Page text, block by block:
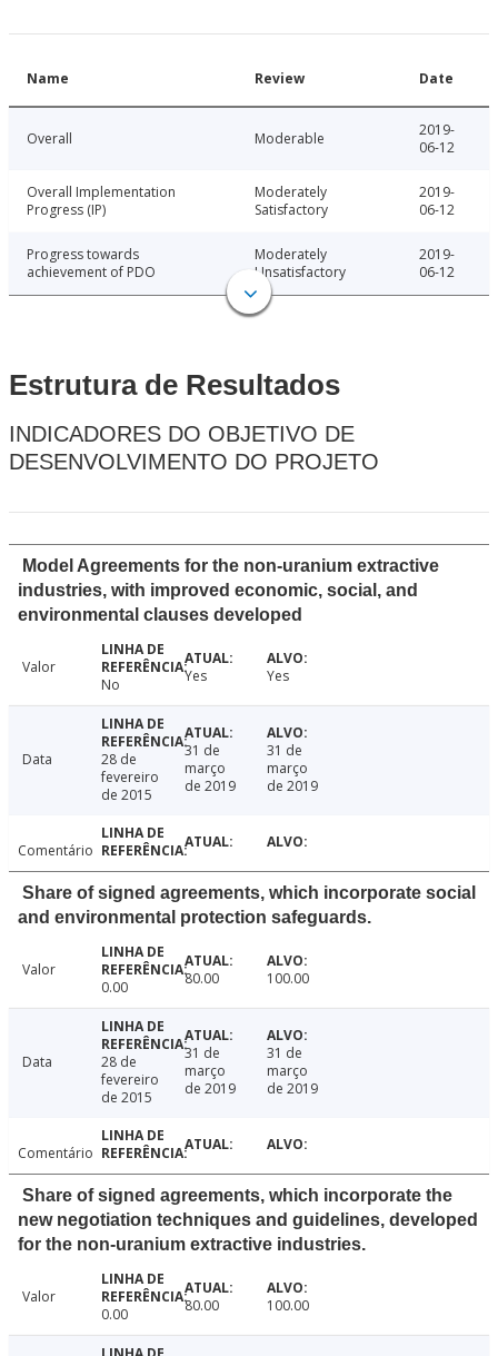
Name Review Date
Overall Moderable
2019-
06-12
Overall Implementation
Progress (IP)
Moderately
Satisfactory
2019-
06-12
Progress towards
achievement of PDO
Moderately
Unsatisfactory
2019-
06-12
Estrutura de Resultados
INDICADORES DO OBJETIVO DE
DESENVOLVIMENTO DO PROJETO
Model Agreements for the non-uranium extractive
industries, with improved economic, social, and
environmental clauses developed
Valor
No
Yes Yes
Data
28 de
fevereiro
de 2015
31 de
março
de 2019
31 de
março
de 2019
Comentário
Share of signed agreements, which incorporate social
and environmental protection safeguards.
Valor
0.00
80.00 100.00
Data
28 de
fevereiro
de 2015
31 de
março
de 2019
31 de
março
de 2019
Comentário
Share of signed agreements, which incorporate the
new negotiation techniques and guidelines, developed
for the non-uranium extractive industries.
Valor
0.00
80.00 100.00